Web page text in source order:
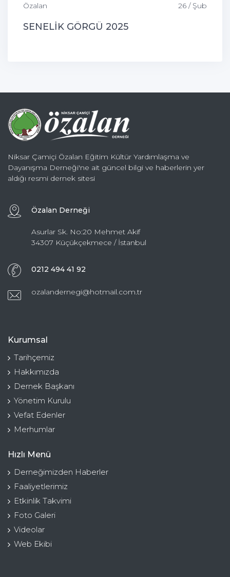
Özalan 26 / Şub
SENELİK GÖRGÜ 2025
Niksar Çamiçi Özalan Eğitim Kültür Yardımlaşma ve
Dayanışma Derneği'ne ait güncel bilgi ve haberlerin yer
aldığı resmi dernek sitesi
Özalan Derneği
Asurlar Sk. No:20 Mehmet Akif
34307 Küçükçekmece / İstanbul
0212 494 41 92
ozalandernegi@hotmail.com.tr
Kurumsal
Tarihçemiz
Hakkımızda
Dernek Başkanı
Yönetim Kurulu
Vefat Edenler
Merhumlar
Hızlı Menü
Derneğimizden Haberler
Faaliyetlerimiz
Etkinlik Takvimi
Foto Galeri
Videolar
Web Ekibi